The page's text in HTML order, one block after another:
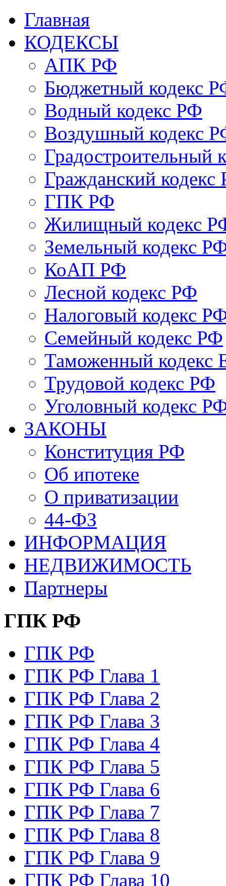
Главная
КОДЕКСЫ
АПК РФ
Бюджетный кодекс
Водный кодекс РФ
Воздушный кодекс
Градостроительный
Гражданский кодекс
ГПК РФ
Жилищный кодекс
Земельный кодекс
КоАП РФ
Лесной кодекс РФ
Налоговый кодекс
Семейный кодекс РФ
Таможенный
Трудовой кодекс РФ
Уголовный кодекс
ЗАКОНЫ
Конституция РФ
Об ипотеке
О приватизации
44-ФЗ
ИНФОРМАЦИЯ
НЕДВИЖИМОСТЬ
Партнеры
ГПК РФ
ГПК РФ
ГПК РФ Глава 1
ГПК РФ Глава 2
ГПК РФ Глава 3
ГПК РФ Глава 4
ГПК РФ Глава 5
ГПК РФ Глава 6
ГПК РФ Глава 7
ГПК РФ Глава 8
ГПК РФ Глава 9
ГПК РФ Глава 10